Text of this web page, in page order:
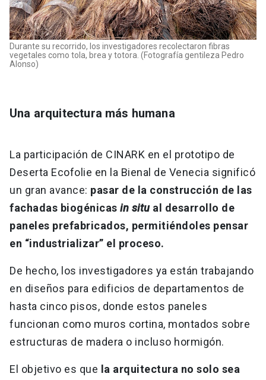
Durante su recorrido, los investigadores recolectaron fibras
vegetales como tola, brea y totora. (Fotografía gentileza Pedro
Alonso)
Una arquitectura más humana
La participación de CINARK en el prototipo de
Deserta Ecofolie en la Bienal de Venecia significó
un gran avance: pasar de la construcción de las
fachadas biogénicas in situal desarrollo de
paneles prefabricados, permitiéndoles pensar
en “industrializar” el proceso.
De hecho, los investigadores ya están trabajando
en diseños para edificios de departamentos de
hasta cinco pisos, donde estos paneles
funcionan como muros cortina, montados sobre
estructuras de madera o incluso hormigón.
El objetivo es que la arquitectura no solo sea